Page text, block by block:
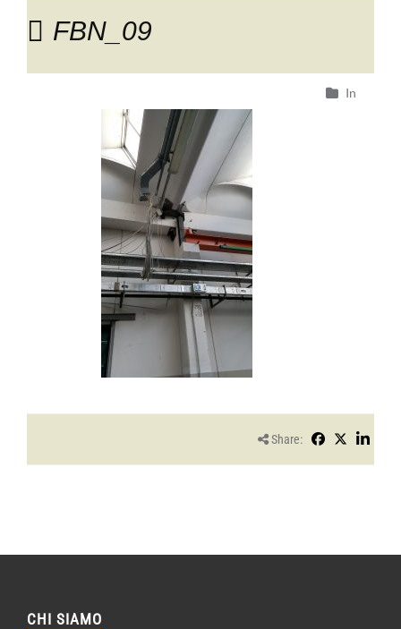
FBN_09
In
Share:
CHI SIAMO